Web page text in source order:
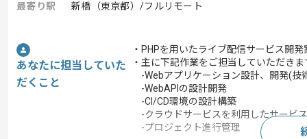
最寄り駅
新橋（東京都）/フルリモート
あなたに担当していた
だくこと
・PHPを用いたライブ配信サービス開
・主に下記作業をご担当していただきま
-Webアプリケーション設計、開発(技
-WebAPIの設計開発
-CI/CD環境の設計構築
-クラウドサービスを利用したサービ
-プロジェクト進行管理